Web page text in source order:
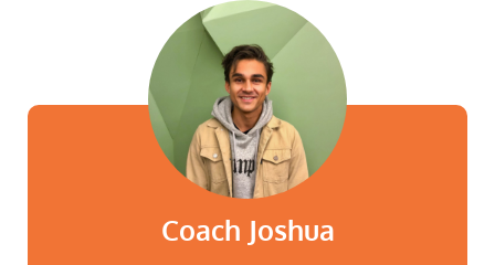
Coach Joshua